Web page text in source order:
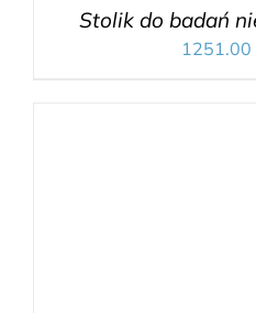
Stolik do badań
1251.00